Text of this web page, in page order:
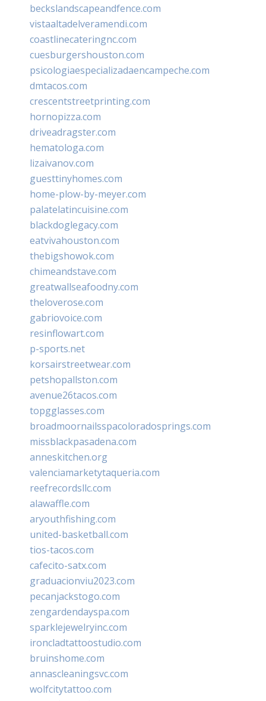
beckslandscapeandfence.com
vistaaltadelveramendi.com
coastlinecateringnc.com
cuesburgershouston.com
psicologiaespecializadaencampeche.com
dmtacos.com
crescentstreetprinting.com
hornopizza.com
driveadragster.com
hematologa.com
lizaivanov.com
guesttinyhomes.com
home-plow-by-meyer.com
palatelatincuisine.com
blackdoglegacy.com
eatvivahouston.com
thebigshowok.com
chimeandstave.com
greatwallseafoodny.com
theloverose.com
gabriovoice.com
resinflowart.com
p-sports.net
korsairstreetwear.com
petshopallston.com
avenue26tacos.com
topgglasses.com
broadmoornailsspacoloradosprings.com
missblackpasadena.com
anneskitchen.org
valenciamarketytaqueria.com
reefrecordsllc.com
alawaffle.com
aryouthfishing.com
united-basketball.com
tios-tacos.com
cafecito-satx.com
graduacionviu2023.com
pecanjackstogo.com
zengardendayspa.com
sparklejewelryinc.com
ironcladtattoostudio.com
bruinshome.com
annascleaningsvc.com
wolfcitytattoo.com